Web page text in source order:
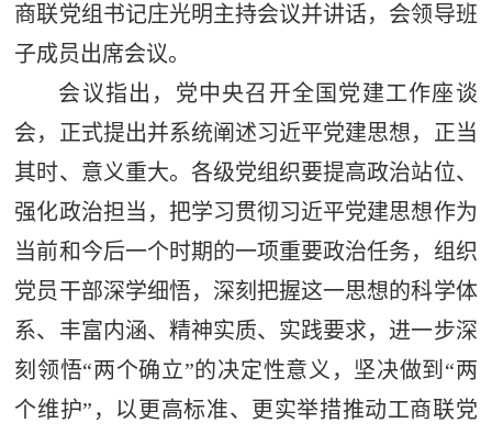
商联党组书记庄光明主持会议并讲话，会领导班
子成员出席会议。
会议指出，党中央召开全国党建工作座谈
会，正式提出并系统阐述习近平党建思想，正当
其时、意义重大。各级党组织要提高政治站位、
强化政治担当，把学习贯彻习近平党建思想作为
当前和今后一个时期的一项重要政治任务，组织
党员干部深学细悟，深刻把握这一思想的科学体
系、丰富内涵、精神实质、实践要求，进一步深
刻领悟“两个确立”的决定性意义，坚决做到“两
个维护”，以更高标准、更实举措推动工商联党